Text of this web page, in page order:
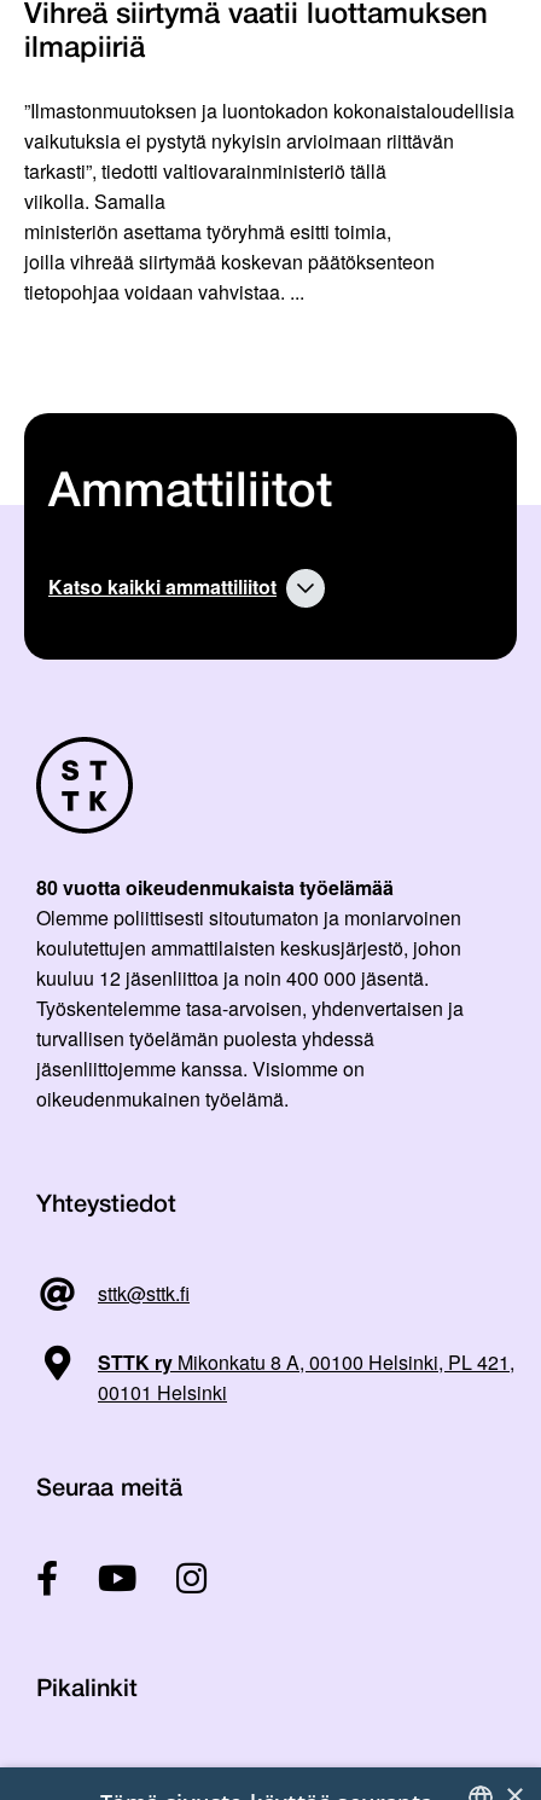
Vihreä siirtymä vaatii luottamuksen
ilmapiiriä
”Ilmastonmuutoksen ja luontokadon kokonaistaloudellisia
vaikutuksia ei pystytä nykyisin arvioimaan riittävän
tarkasti”, tiedotti valtiovarainministeriö tällä
viikolla. Samalla
ministeriön asettama työryhmä esitti toimia,
joilla vihreää siirtymää koskevan päätöksenteon
tietopohjaa voidaan vahvistaa. ...
Ammattiliitot
Katso kaikki ammattiliitot
80 vuotta oikeudenmukaista työelämää
Olemme poliittisesti sitoutumaton ja moniarvoinen
koulutettujen ammattilaisten keskusjärjestö, johon
kuuluu 12 jäsenliittoa ja noin 400 000 jäsentä.
Työskentelemme tasa-arvoisen, yhdenvertaisen ja
turvallisen työelämän puolesta yhdessä
jäsenliittojemme kanssa. Visiomme on
oikeudenmukainen työelämä.
Yhteystiedot
sttk@sttk.fi
STTK ry Mikonkatu 8 A, 00100 Helsinki, PL 421,
00101 Helsinki
Seuraa meitä
Pikalinkit